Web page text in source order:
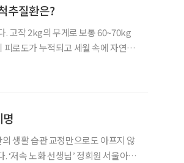
추질환은?
. 고작 2kg의 무게로 보통 60~70kg
로도가 누적되고 세월 속에 자연히
생활 습관 교정만으로도 아프지 않
‘저속 노화 선생님’ 정희원 서울아산